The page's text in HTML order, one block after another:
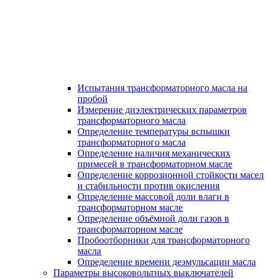
Испытания трансформаторного масла на
пробой
Измерение диэлектрических параметров
трансформаторного масла
Определение температуры вспышки
трансформаторного масла
Определение наличия механических
примесей в трансформаторном масле
Определение коррозионной стойкости масел
и стабильности против окисления
Определение массовой доли влаги в
трансформаторном масле
Определение объёмной доли газов в
трансформаторном масле
Пробоотборники для трансформаторного
масла
Определение времени деэмульсации масла
Параметры высоковольтных выключателей